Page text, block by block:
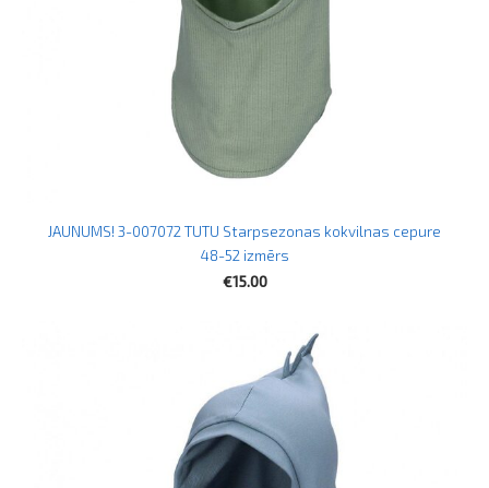
JAUNUMS! 3-007072 TUTU Starpsezonas kokvilnas cepure
48-52 izmērs
€15.00